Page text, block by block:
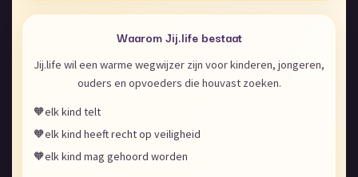
Waarom Jij.life bestaat
Jij.life wil een warme wegwijzer zijn voor kinderen, jongeren,
ouders en opvoeders die houvast zoeken.
🧡elk kind telt
🧡elk kind heeft recht op veiligheid
🧡elk kind mag gehoord worden